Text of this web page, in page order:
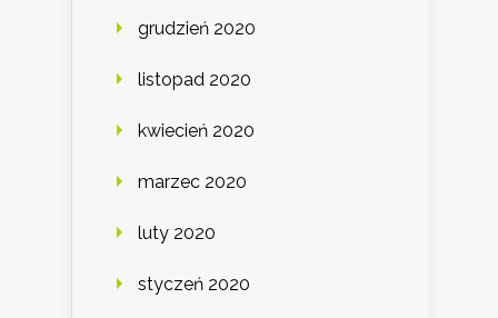
grudzień 2020
listopad 2020
kwiecień 2020
marzec 2020
luty 2020
styczeń 2020